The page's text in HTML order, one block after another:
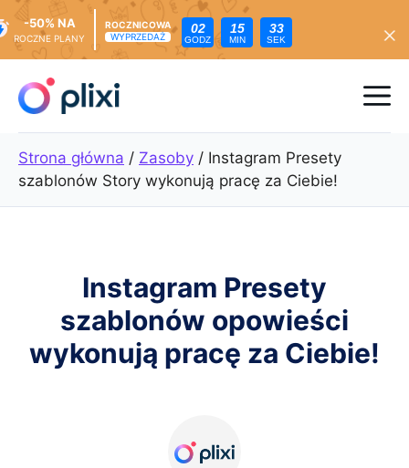
treści
-50% NA
ROCZNE PLANY
ROCZNICOWA
WYPRZEDAŻ
02
GODZ
15
MIN
31
SEK
Strona główna / Zasoby / Instagram Presety
szablonów Story wykonują pracę za Ciebie!
Instagram Presety
szablonów opowieści
wykonują pracę za Ciebie!